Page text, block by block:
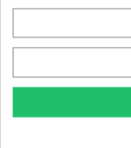
Sport
Tip